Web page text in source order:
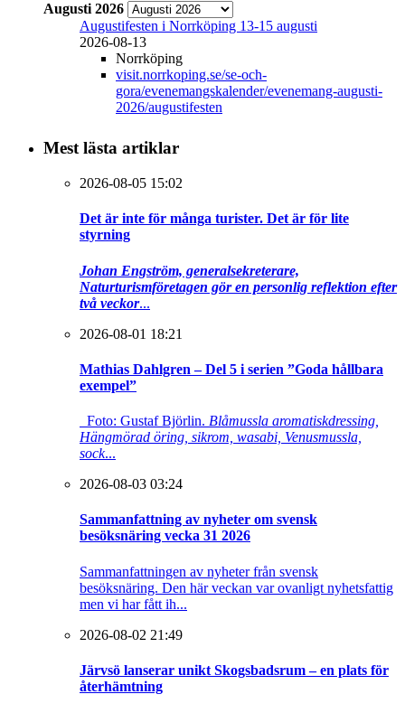
Augusti 2026
Augustifesten i Norrköping 13-15 augusti
2026-08-13
Norrköping
visit.norrkoping.se/se-och-
gora/evenemangskalender/evenemang-augusti-
2026/augustifesten
Mest lästa artiklar
2026-08-05 15:02
Det är inte för många turister. Det är för lite
styrning
Johan Engström, generalsekreterare,
Naturturismföretagen gör en personlig reflektion efter
två veckor...
2026-08-01 18:21
Mathias Dahlgren – Del 5 i serien ”Goda hållbara
exempel”
Foto: Gustaf Björlin. Blåmussla aromatiskdressing,
Hängmörad öring, sikrom, wasabi, Venusmussla,
sock...
2026-08-03 03:24
Sammanfattning av nyheter om svensk
besöksnäring vecka 31 2026
Sammanfattningen av nyheter från svensk
besöksnäring. Den här veckan var ovanligt nyhetsfattig
men vi har fått ih...
2026-08-02 21:49
Järvsö lanserar unikt Skogsbadsrum – en plats för
återhämtning